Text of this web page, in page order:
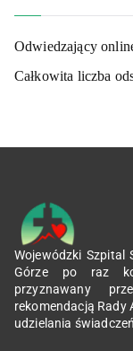
Odwiedzający
Całkowita liczba
Wojewódzki Szpital
Górze po raz
przyznawany
rekomendacją Rady
udzielania